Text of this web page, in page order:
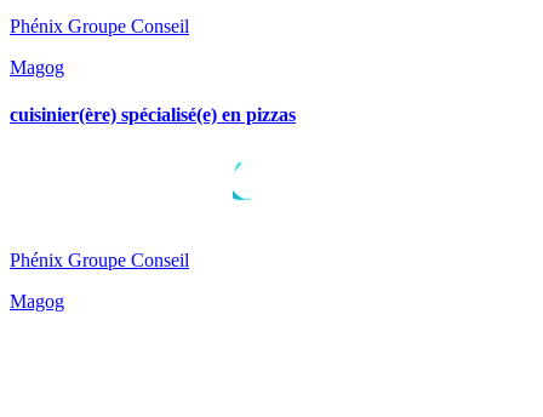
Phénix Groupe Conseil
Magog
cuisinier(ère) spécialisé(e) en pizzas
Phénix Groupe Conseil
Magog